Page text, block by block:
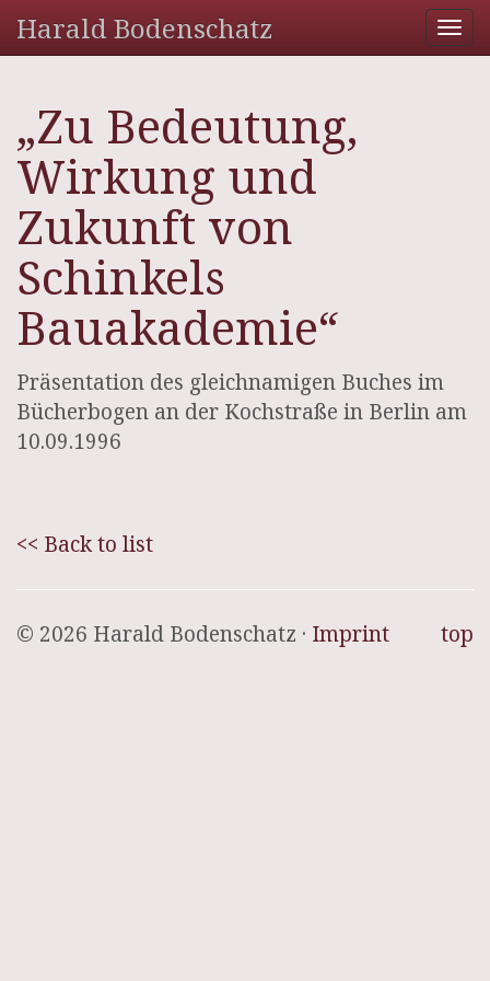
Harald Bodenschatz
„Zu Bedeutung,
Wirkung und
Zukunft von
Schinkels
Bauakademie“
Präsentation des gleichnamigen Buches im
Bücherbogen an der Kochstraße in Berlin am
10.09.1996
<< Back to list
top
© 2026 Harald Bodenschatz · Imprint